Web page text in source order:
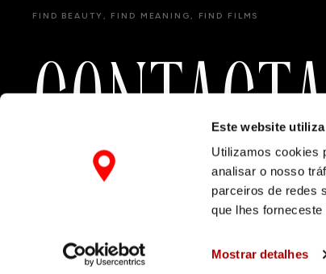
Este website
Utilizamos cookies
analisar o nosso
parceiros de redes
que lhes
Mostrar detalhes
FIND BEAUTY, FIND MEANING, FIND FILMS
CONTACT
INFO@FINDFILMS.PT+351 967 856 968POLÍTICA DE